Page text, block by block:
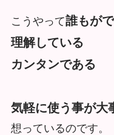
こうやって誰もが
理解している
カンタンである
気軽に使う事が大
想っているのです。